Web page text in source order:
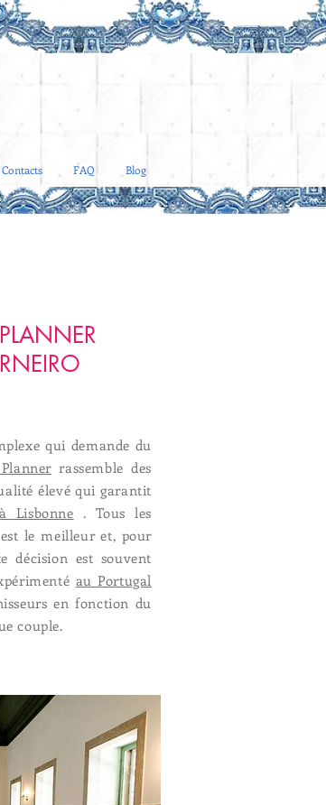
Contacts FAQ Blog
qui demande du
rassemble des
élevé qui garantit
Lisbonne . Tous les
le meilleur et, pour
décision est souvent
au Portugal
en fonction du
couple.